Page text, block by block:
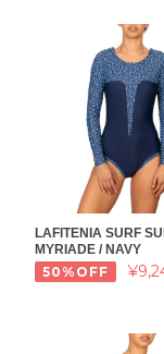
LAFITENIA SURF
MYRIADE / NAVY
50%OFF